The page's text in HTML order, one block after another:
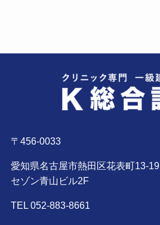
〒456-0033
愛知県名古屋市熱田区花表町13-19
セゾン青山ビル2F
TEL 052-883-8661